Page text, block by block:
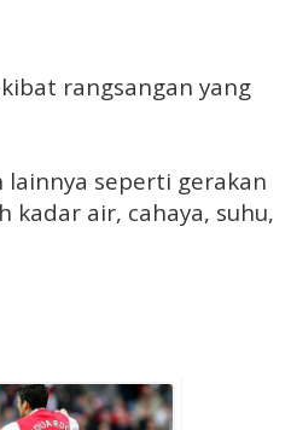
rangsangan yang
seperti gerakan
kadar air, cahaya, suhu,